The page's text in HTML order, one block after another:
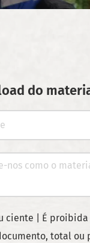
do
ciente | É
total ou